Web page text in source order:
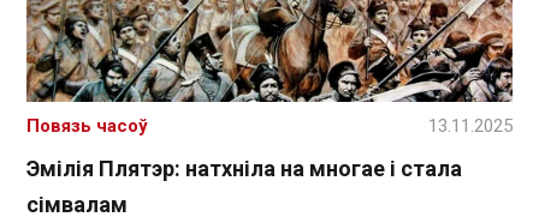
Эмілія Плятэр: натхніла на многае і стала
сімвалам
Повязь часоў 13.11.2025